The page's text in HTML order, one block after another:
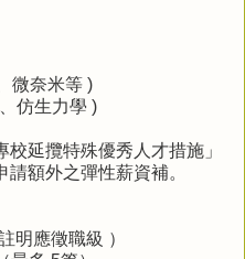
微奈米等 )
仿生力學 )
延攬特殊優秀人才措施」
額外之彈性薪資補。
明應徵職級 ）